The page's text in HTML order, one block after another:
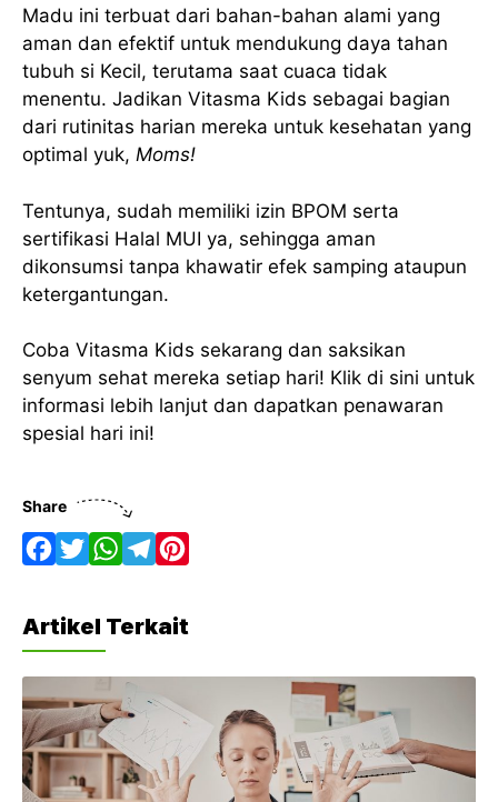
Madu ini terbuat dari bahan-bahan alami yang
aman dan efektif untuk mendukung daya tahan
tubuh si Kecil, terutama saat cuaca tidak
menentu. Jadikan Vitasma Kids sebagai bagian
dari rutinitas harian mereka untuk kesehatan yang
optimal yuk, Moms!
Tentunya, sudah memiliki izin BPOM serta
sertifikasi Halal MUI ya, sehingga aman
dikonsumsi tanpa khawatir efek samping ataupun
ketergantungan.
Coba Vitasma Kids sekarang dan saksikan
senyum sehat mereka setiap hari! Klik di sini untuk
informasi lebih lanjut dan dapatkan penawaran
spesial hari ini!
Share
a
c
e
b
o
o
w
i
t
t
e
r
h
a
t
s
A
p
e
g
r
a
t
e
e
Artikel Terkait